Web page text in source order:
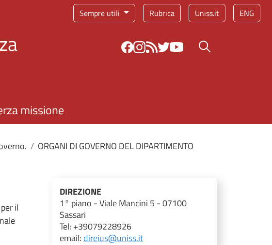
Sempre utili Rubrica Uniss.it ENG
Bottone cerca
missione
ORGANI DI GOVERNO DEL DIPARTIMENTO
il
DIREZIONE
1° piano - Viale Mancini 5 - 07100
Sassari
Tel: +39079228926
email: direius@uniss.it